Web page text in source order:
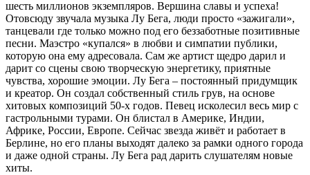
шесть миллионов экземпляров. Вершина славы и успеха!
Отовсюду звучала музыка Лу Бега, люди просто «зажигали»,
танцевали где только можно под его беззаботные позитивные
песни. Маэстро «купался» в любви и симпатии публики,
которую она ему адресовала. Сам же артист щедро дарил и
дарит со сцены свою творческую энергетику, приятные
чувства, хорошие эмоции. Лу Бега – постоянный придумщик
и креатор. Он создал собственный стиль грув, на основе
хитовых композиций 50-х годов. Певец исколесил весь мир с
гастрольными турами. Он блистал в Америке, Индии,
Африке, России, Европе. Сейчас звезда живёт и работает в
Берлине, но его планы выходят далеко за рамки одного города
и даже одной страны. Лу Бега рад дарить слушателям новые
хиты.